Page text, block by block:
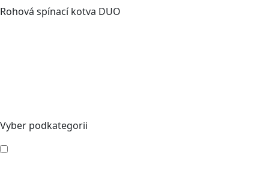
Rohová spínací kotva DUO
Vyber podkategorii